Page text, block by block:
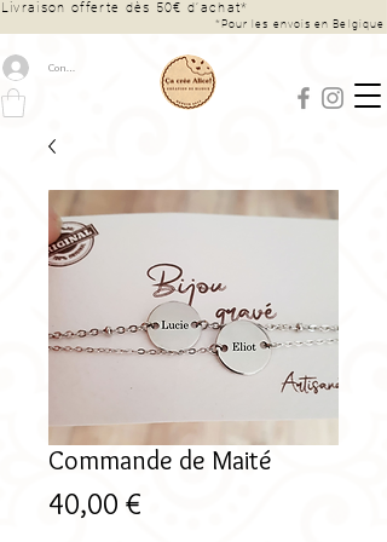
Connexion
Livraison offerte dès 50€ d’achat*
*Pour les envois en Belgique
Commande de Maité
40,00 €